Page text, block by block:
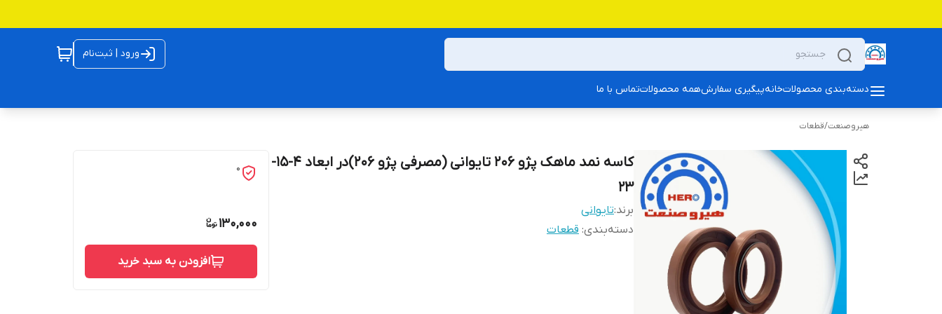
ورود | ثبت‌نام
دسته‌بندی محصولاتخانهپیگیری سفارشهمه محصولاتتماس با ما
هیروصنعت/قطعات
کاسه نمد ماهک پژو 206 تایوانی (مصرفی پژو 206)در ابعاد 4-15-
23
برند:تایوانی
دسته‌بندی: قطعات
0
130,000
افزودن به سبد خرید